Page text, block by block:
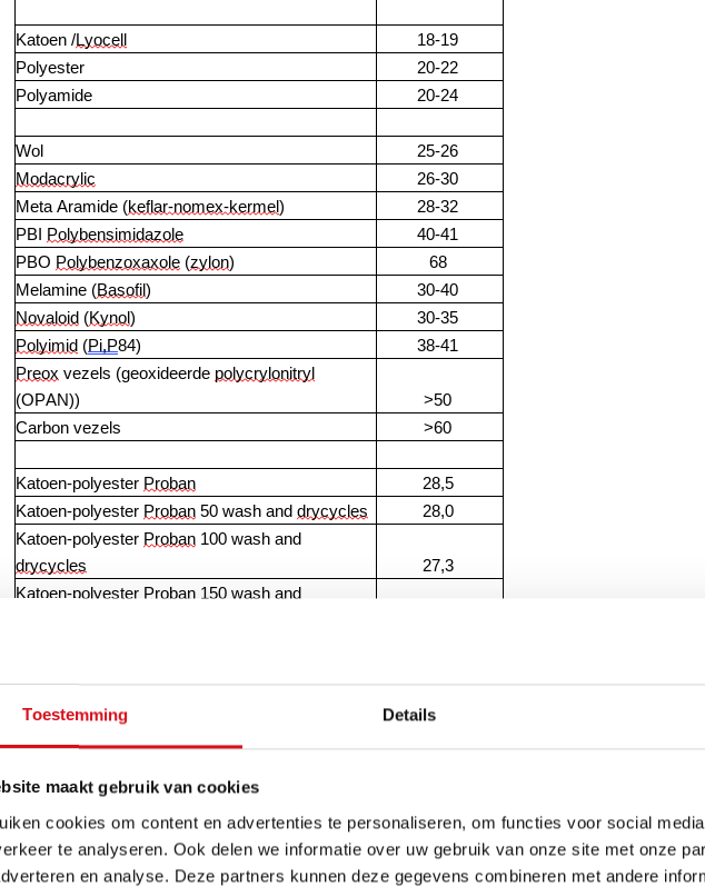
Toestemming Details
maakt gebruik van cookies
cookies om content en advertenties te personaliseren, om functies voor social
te analyseren. Ook delen we informatie over uw gebruik van onze site met onze
en analyse. Deze partners kunnen deze gegevens combineren met andere
Katoen /Lyocell
18-19
Polyester
20-22
Polyamide
20-24
Wol
25-26
Modacrylic
26-30
Meta Aramide (keflar-nomex-kermel)
28-32
PBI
Polybensimidazole
40-41
PBO Polybenzoxaxole (zylon)
68
Melamine (Basofil)
30-40
Novaloid (Kynol)
30-35
Polyimid (Pi,P84)
38-41
Preox vezels (geoxideerde polycrylonitryl
(OPAN))
>50
Carbon vezels
>60
Katoen-polyester Proban
28,5
Katoen-polyester Proban 50 wash and drycycles
28,0
Katoen-polyester Proban
drycycles
27,3
Katoen-polyester Proban
‘Het grootste voordeel van een FR-treated doek is dat hij vaak kostenefficiënter is
blijkt dat een Proban-gefinisht doek na 150 wasbeurten nog steeds uitstekende
brandvertragende prestaties levert.
Bovendien wordt werkkleding in de praktijk meestal vervangen ruim voordat 50
bereikt. De meeste kledingstukken hebben dan al hun werk gedaan en zijn toe aan